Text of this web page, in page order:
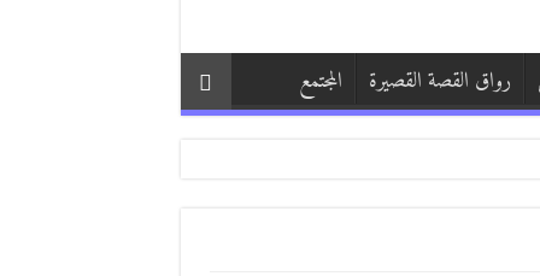
رواق القصة القصيرة المجتمع